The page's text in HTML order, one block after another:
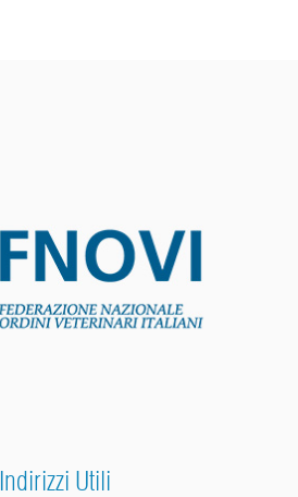
Indirizzi Utili